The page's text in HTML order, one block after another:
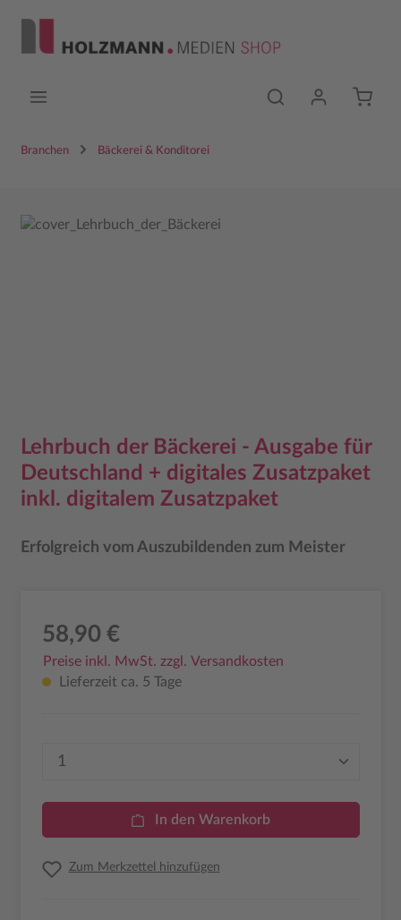
Branchen Bäckerei & Konditorei
Bildergalerie überspringen
Lehrbuch der Bäckerei - Ausgabe für
Deutschland + digitales Zusatzpaket
inkl. digitalem Zusatzpaket
Erfolgreich vom Auszubildenden zum Meister
58,90 €
Preise inkl. MwSt. zzgl. Versandkosten
Lieferzeit ca. 5 Tage
Produkt Anzahl: Gib den gewünschten
In den Warenkorb
Zum Merkzettel hinzufügen